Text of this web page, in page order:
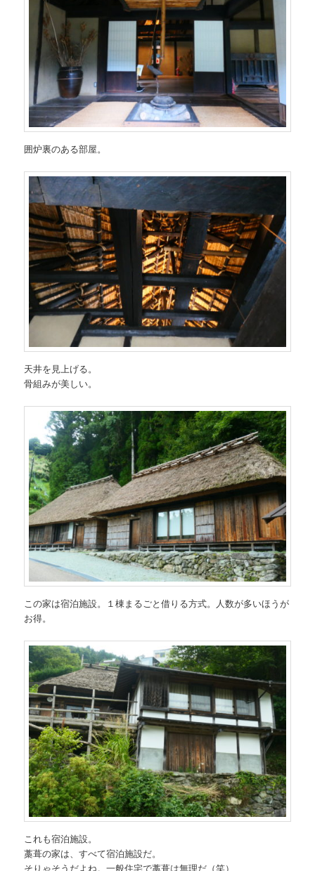
囲炉裏のある部屋。
天井を見上げる。
骨組みが美しい。
この家は宿泊施設。１棟まるごと借りる方式。人数が多いほうが
お得。
これも宿泊施設。
藁葺の家は、すべて宿泊施設だ。
そりゃそうだよね。一般住宅で藁葺は無理だ（笑）